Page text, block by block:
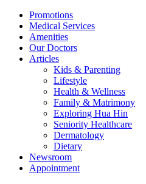
Promotions
Medical Services
Amenities
Our Doctors
Articles
Kids & Parenting
Lifestyle
Health & Wellness
Family & Matrimony
Exploring Hua Hin
Seniority Healthcare
Dermatology
Dietary
Newsroom
Appointment